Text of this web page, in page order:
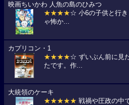
映画ちいかわ 人魚の島のひみつ
★★★★☆ 小6の子供と行き
ゃ怖か...
カプリコン・1
★★★★☆ ずいぶん前に見
たです。作...
大統領のケーキ
★★★★★ 戦禍や圧政の中